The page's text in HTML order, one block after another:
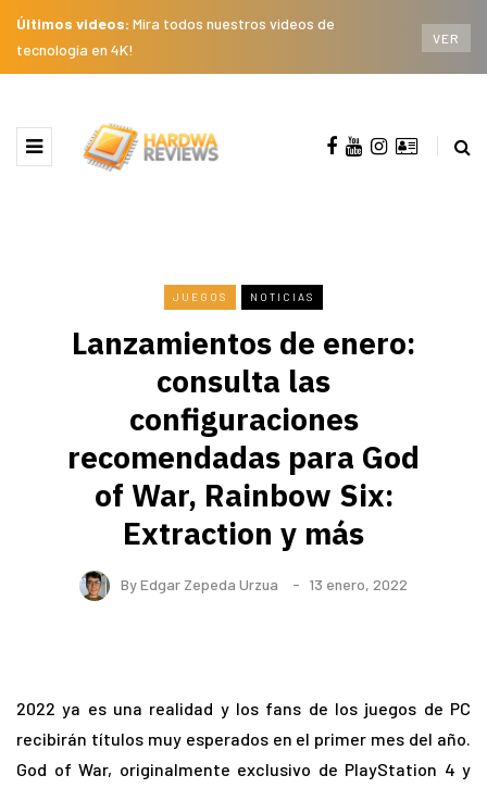
Últimos videos: Mira todos nuestros videos de
tecnología en 4K!
VER
JUEGOS NOTICIAS
Lanzamientos de enero:
consulta las
configuraciones
recomendadas para God
of War, Rainbow Six:
Extraction y más
ByEdgar Zepeda Urzua 13 enero, 2022
2022 ya es una realidad y los fans de los juegos de PC
recibirán títulos muy esperados en el primer mes del año.
God of War, originalmente exclusivo de PlayStation 4 y